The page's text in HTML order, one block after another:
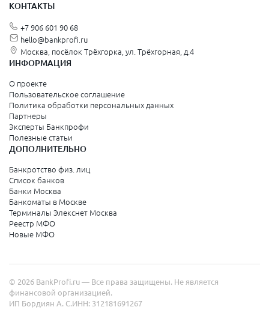
Видное
Зеленоград
Санкт-Петербург и Ленинградская область
Колпино
Санкт-Петербург
Краснодарский край
Армавир
Сочи
Анапа
КОНТАКТЫ
+7 906 601 90 68
hello@bankprofi.ru
Москва, посёлок Трёхгорка, ул. Трёхгорная, д.4
ИНФОРМАЦИЯ
О проекте
Пользовательское соглашение
Политика обработки персональных данных
Партнеры
Эксперты Банкпрофи
Полезные статьи
ДОПОЛНИТЕЛЬНО
Банкротство физ. лиц
Список банков
Банки Москва
Банкоматы в Москве
Терминалы Элекснет Москва
Реестр МФО
Новые МФО
© 2026 BankProfi.ru — Все права защищены. Не является
финансовой организацией.
ИП Бордиян А. С.ИНН: 312181691267